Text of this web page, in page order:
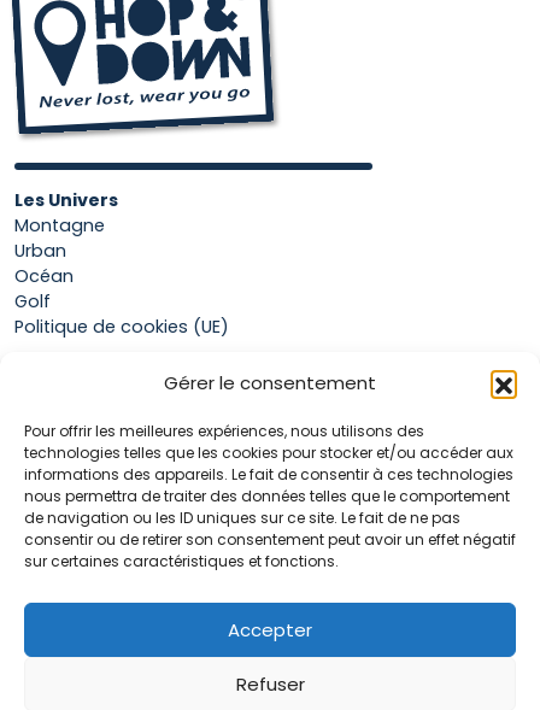
Gérer le consentement
Pour offrir les meilleures expériences, nous utilisons des
technologies telles que les cookies pour stocker et/ou accéder aux
informations des appareils. Le fait de consentir à ces technologies
nous permettra de traiter des données telles que le comportement
de navigation ou les ID uniques sur ce site. Le fait de ne pas
consentir ou de retirer son consentement peut avoir un effet négatif
sur certaines caractéristiques et fonctions.
Accepter
Refuser
Les Univers
Montagne
Urban
Océan
Golf
Politique de cookies (UE)
Mon compte
Panier
Conditions générales de vente
La marque Hop & Down
Plan du site